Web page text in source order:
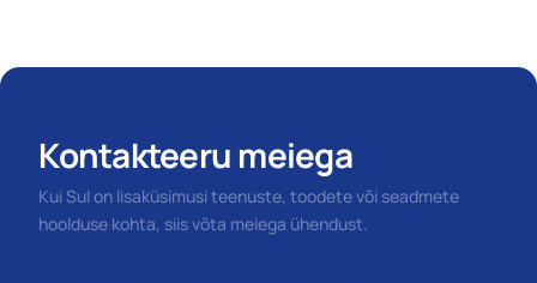
Kontakteeru meiega
Kui Sul on lisaküsimusi teenuste, toodete või seadmete
hoolduse kohta, siis võta meiega ühendust.